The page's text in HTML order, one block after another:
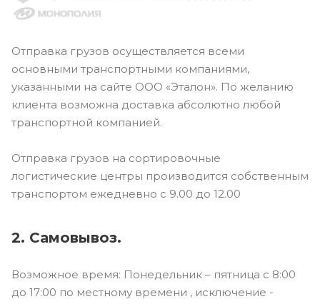
Отправка грузов осуществляется всеми
основными транспортными компаниями,
указанными на сайте ООО «Эталон». По желанию
клиента возможна доставка абсолютно любой
транспортной компанией.
Отправка грузов на сортировочные
логистические центры производится собственным
транспортом ежедневно с 9.00 до 12.00
2. Самовывоз.
Возможное время: Понедельник – пятница с 8:00
до 17:00 по местному времени , исключение -